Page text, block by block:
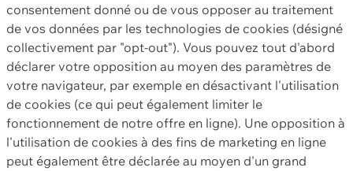
consentement donné ou de vous opposer au traitement
de vos données par les technologies de cookies (désigné
collectivement par "opt-out"). Vous pouvez tout d'abord
déclarer votre opposition au moyen des paramètres de
votre navigateur, par exemple en désactivant l'utilisation
de cookies (ce qui peut également limiter le
fonctionnement de notre offre en ligne). Une opposition à
l'utilisation de cookies à des fins de marketing en ligne
peut également être déclarée au moyen d'un grand